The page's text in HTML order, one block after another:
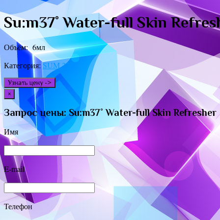
Su:m37˚ Water-full Skin
Объём: 6мл
Категория:SUM 37
Узнать цену ->
×
Запрос цены: Su:m37˚ Water-full Skin Refresher
Имя
E-mail
Телефон